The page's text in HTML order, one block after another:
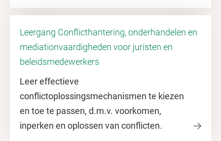
Leergang Conflicthantering, onderhandelen en
mediationvaardigheden voor juristen en
beleidsmedewerkers
Leer effectieve
conflictoplossingsmechanismen te kiezen
en toe te passen, d.m.v. voorkomen,
inperken en oplossen van conflicten.